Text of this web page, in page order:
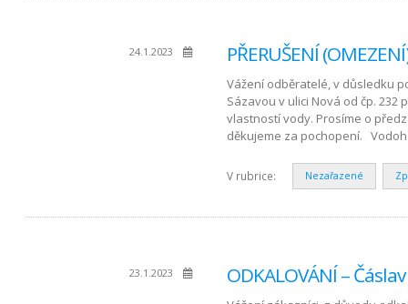
24.1.2023 PŘERUŠENÍ
Vážení odběratelé, v důsledku
Sázavou v ulici Nová od čp.
vlastností vody. Prosíme o
děkujeme za pochopení.
V rubrice: Nezařazené
23.1.2023 ODKALOVÁNÍ –